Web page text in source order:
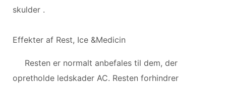
skulder .
Effekter af Rest, Ice &Medicin
Resten er normalt anbefales til dem, der
opretholde ledskader AC. Resten forhindrer